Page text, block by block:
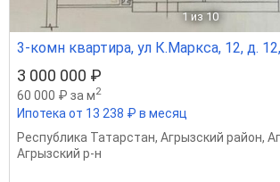
1 из 10
3-комн квартира, ул К.Маркса, 12, д.
3 000 000 ₽
60 000 ₽ за м2
Ипотека от 13 238 ₽ в месяц
Республика Татарстан, Агрызский район,
Агрызский р-н